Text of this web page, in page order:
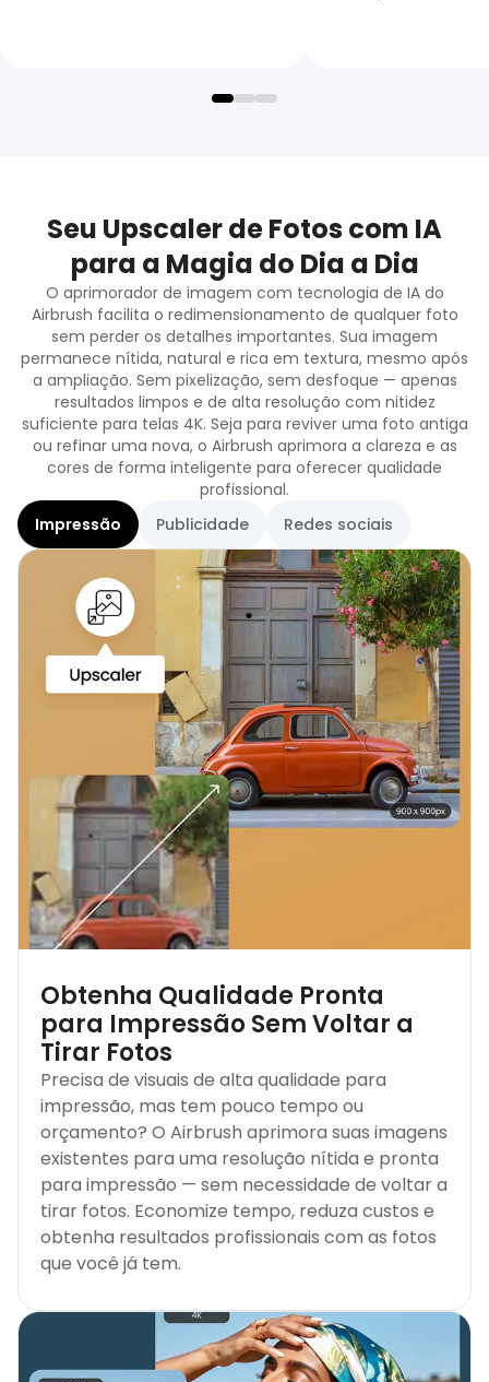
Seu Upscaler de Fotos com IA
para a Magia do Dia a Dia
O aprimorador de imagem com tecnologia de IA do
Airbrush facilita o redimensionamento de qualquer foto
sem perder os detalhes importantes. Sua imagem
permanece nítida, natural e rica em textura, mesmo após
a ampliação. Sem pixelização, sem desfoque — apenas
resultados limpos e de alta resolução com nitidez
suficiente para telas 4K. Seja para reviver uma foto antiga
ou refinar uma nova, o Airbrush aprimora a clareza e as
cores de forma inteligente para oferecer qualidade
profissional.
Impressão
Publicidade Redes sociais
Obtenha Qualidade Pronta
para Impressão Sem Voltar a
Tirar Fotos
Precisa de visuais de alta qualidade para
impressão, mas tem pouco tempo ou
orçamento? O Airbrush aprimora suas imagens
existentes para uma resolução nítida e pronta
para impressão — sem necessidade de voltar a
tirar fotos. Economize tempo, reduza custos e
obtenha resultados profissionais com as fotos
que você já tem.